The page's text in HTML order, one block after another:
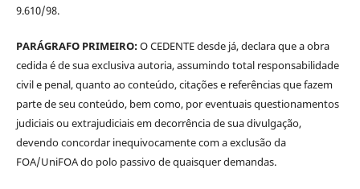
9.610/98.
PARÁGRAFO PRIMEIRO:O CEDENTE desde já, declara que a obra
cedida é de sua exclusiva autoria, assumindo total responsabilidade
civil e penal, quanto ao conteúdo, citações e referências que fazem
parte de seu conteúdo, bem como, por eventuais questionamentos
judiciais ou extrajudiciais em decorrência de sua divulgação,
devendo concordar inequivocamente com a exclusão da
FOA/UniFOA do polo passivo de quaisquer demandas.